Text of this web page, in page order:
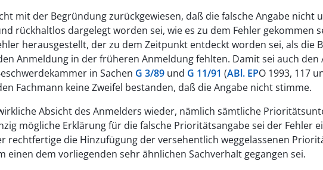
mit der Begründung zurückgewiesen, daß die falsche Angabe
rückhaltlos dargelegt worden sei, wie es zu dem Fehler
herausgestellt, der zu dem Zeitpunkt entdeckt worden sei, als
Anmeldung in der früheren Anmeldung fehlten. Damit sei auch
in Sachen G 3/89 und G 11/91 (ABl. EPO 1993, 117
Fachmann keine Zweifel bestanden, daß die Angabe nicht stimme.
Absicht des Anmelders wieder, nämlich sämtliche
mögliche Erklärung für die falsche Prioritätsangabe sei der Fehler
rechtfertige die Hinzufügung der versehentlich weggelassenen
einen dem vorliegenden sehr ähnlichen Sachverhalt gegangen sei.